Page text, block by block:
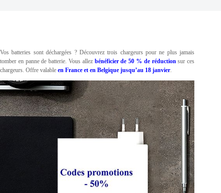
Vos batteries sont déchargées ? Découvrez trois chargeurs pour ne plus jamais
tomber en panne de batterie. Vous allez bénéficier de 50 % de réductionsur ces
chargeurs. Offre valable en France et en Belgique jusqu’au 18 janvier.